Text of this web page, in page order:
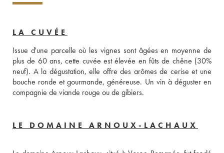
LA CUVÉE
Issue d'une parcelle où les vignes sont âgées en moyenne de
plus de 60 ans, cette cuvée est élevée en fûts de chêne (30%
neuf). A la dégustation, elle offre des arômes de cerise et une
bouche ronde et gourmande, généreuse. Un vin à déguster en
compagnie de viande rouge ou de gibiers.
LE DOMAINE ARNOUX-LACHAUX